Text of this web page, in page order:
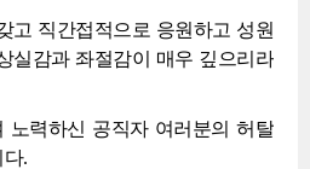
고 직간접적으로 응원하고 성원
실감과 좌절감이 매우 깊으리라
노력하신 공직자 여러분의 허탈
.